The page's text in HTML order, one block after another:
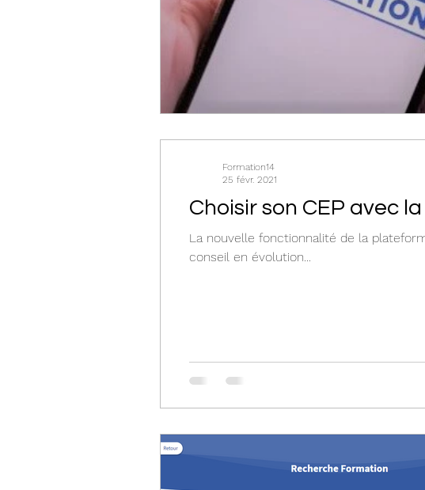
Choisir son CEP avec
La nouvelle fonctionnalité de la
conseil en évolution...
Formation14
25 févr. 2021